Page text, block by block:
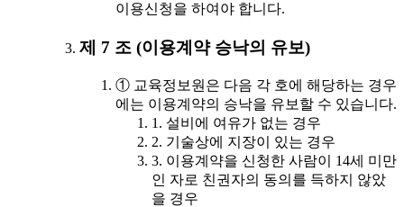
이용신청을 하여야 합니다.
제 7 조 (이용계약 승낙의 유보)
① 교육정보원은 다음 각 호에 해당하는 경우
에는 이용계약의 승낙을 유보할 수 있습니다.
1. 설비에 여유가 없는 경우
2. 기술상에 지장이 있는 경우
3. 이용계약을 신청한 사람이 14세 미만
인 자로 친권자의 동의를 득하지 않았
을 경우